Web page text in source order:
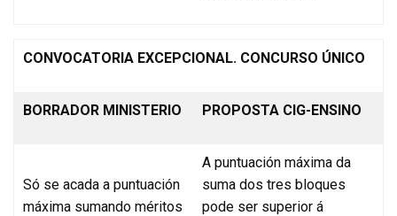
CONVOCATORIA EXCEPCIONAL. CONCURSO ÚNICO
BORRADOR MINISTERIO PROPOSTA CIG-ENSINO
Só se acada a puntuación
máxima sumando méritos
A puntuación máxima da
suma dos tres bloques
pode ser superior á